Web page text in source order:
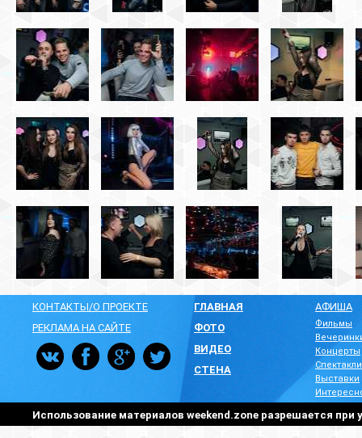
КОНТАКТЫ/О ПРОЕКТЕ
РЕКЛАМА НА САЙТЕ
ГЛАВНАЯ
ФОТО
ВИДЕО
СТЕНА
АФИША
Фильмы
Концерты
Спектакли
Выставки
Использование материалов weekend.zone разрешается